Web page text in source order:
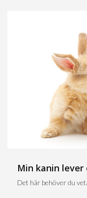
Min kanin lever
Det här behöver du